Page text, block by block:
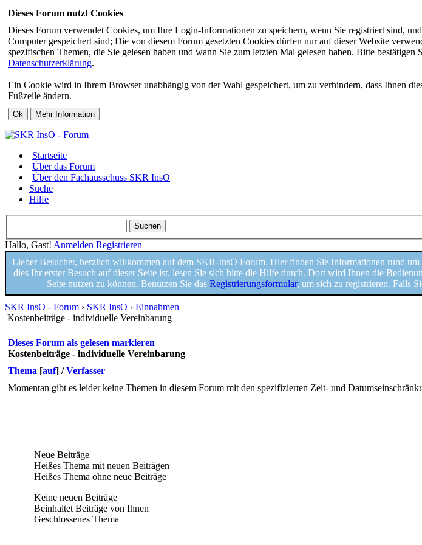
Dieses Forum nutzt Cookies
Dieses Forum verwendet Cookies, um Ihre Login-Informationen zu speichern, wenn Sie registriert sind,
Computer gespeichert sind; Die von diesem Forum gesetzten Cookies dürfen nur auf dieser Website
spezifischen Themen, die Sie gelesen haben und wann Sie zum letzten Mal gelesen haben. Bitte
Datenschutzerklärung.
Ein Cookie wird in Ihrem Browser unabhängig von der Wahl gespeichert, um zu verhindern, dass Ihnen
Fußzeile ändern.
Startseite
Über das Forum
Über den Fachausschuss SKR InsO
Suche
Hilfe
Hallo, Gast! Anmelden Registrieren
Lieber Besucher, herzlich willkommen auf dem SKR-InsO Forum. Hier finden Sie Informationen rund
dies Ihr erster Besuch auf dieser Seite ist, lesen Sie sich bitte die Hilfe durch. Dort wird Ihnen die
Seite nutzen zu können. Benutzen Sie das Registrierungsformular, um sich zu registrieren. Falls
SKR InsO - Forum › SKR InsO › Einnahmen
Kostenbeiträge - individuelle Vereinbarung
Dieses Forum als gelesen markieren
Kostenbeiträge - individuelle Vereinbarung
Thema [auf] /Verfasser
Momentan gibt es leider keine Themen in diesem Forum mit den spezifizierten Zeit- und
Neue Beiträge
Heißes Thema mit neuen Beiträgen
Heißes Thema ohne neue Beiträge
Keine neuen Beiträge
Beinhaltet Beiträge von Ihnen
Geschlossenes Thema